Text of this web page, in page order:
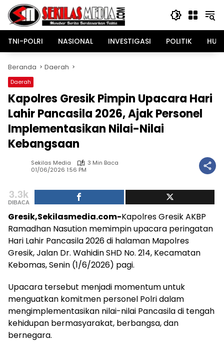
Langsung
konten
TNI-POLRI
NASIONAL INVESTIGASI POLITIK
Beranda Daerah
Daerah
Kapolres Gresik Pimpin Upacara Hari
Lahir Pancasila 2026, Ajak Personel
Implementasikan Nilai-Nilai
Kebangsaan
Sekilas Media
3 Min Baca
01/06/2026 1:56 PM
3.3k
DIBACA
Gresik,Sekilasmedia.com-Kapolres Gresik AKBP
Ramadhan Nasution memimpin upacara peringatan
Hari Lahir Pancasila 2026 di halaman Mapolres
Gresik, Jalan Dr. Wahidin SHD No. 214, Kecamatan
Kebomas, Senin (1/6/2026) pagi.
Upacara tersebut menjadi momentum untuk
menguatkan komitmen personel Polri dalam
mengimplementasikan nilai-nilai Pancasila di tengah
kehidupan bermasyarakat, berbangsa, dan
bernegara.